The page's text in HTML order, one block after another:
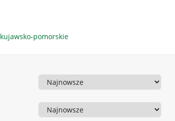
kujawsko-pomorskie
Sortowanie
Sortowanie